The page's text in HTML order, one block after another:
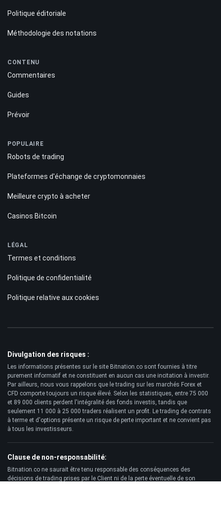
Politique éditoriale
Méthodologie des notations
CONTENU
Commentaires
Guides
Prévoir
POPULAIRE
Robots de trading
Plateformes d'échange de cryptomonnaies
Meilleure crypto à acheter
Casinos Bitcoin
LÉGAL
Termes et conditions
Politique de confidentialité
Politique relative aux cookies
Divulgation des risques :
Les informations présentes sur le site Bitnation.co sont fournies à titre
purement informatif et ne constituent en aucun cas une incitation à investir.
Par ailleurs, nous vous rappelons que le trading sur les marchés Forex et
CFD comporte toujours un risque élevé. Selon les statistiques, entre 75 000
et 89 000 clients perdent l'intégralité des fonds investis, tandis que
seulement 11 000 à 25 000 traders réalisent un profit. Le trading de contrats
à terme et d'options présente un risque de perte important et ne convient pas
à tous les investisseurs.
Clause de non-responsabilité:
Bitnation.co ne saurait être tenu responsable des conséquences des
décisions de trading prises par le Client ni de la perte éventuelle de son